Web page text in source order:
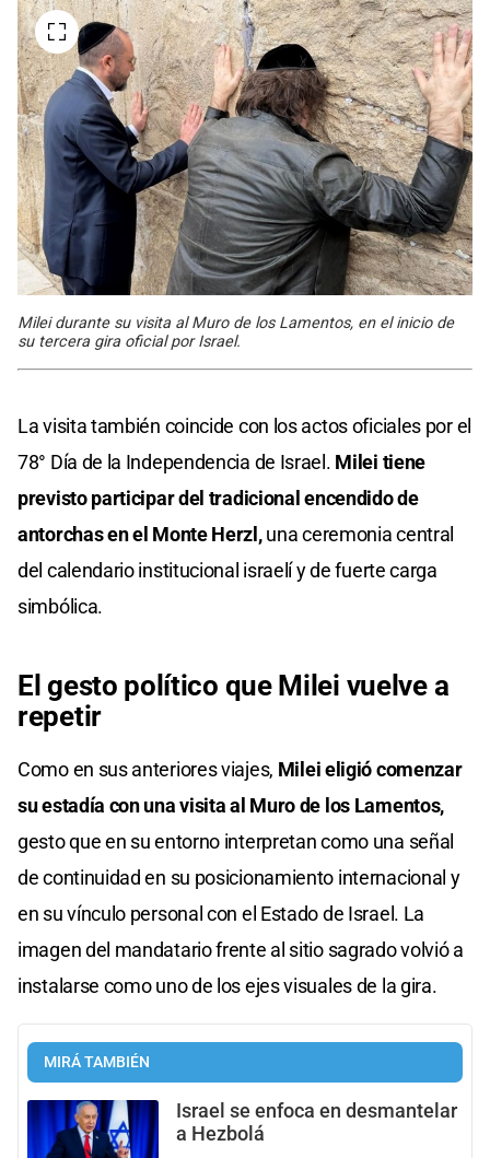
Milei durante su visita al Muro de los Lamentos, en el inicio de
su tercera gira oficial por Israel.
La visita también coincide con los actos oficiales por el
78° Día de la Independencia de Israel. Milei tiene
previsto participar del tradicional encendido de
antorchas en el Monte Herzl,una ceremonia central
del calendario institucional israelí y de fuerte carga
simbólica.
El gesto político que Milei vuelve a
repetir
Como en sus anteriores viajes, Milei eligió comenzar
su estadía con una visita al Muro de los Lamentos,
gesto que en su entorno interpretan como una señal
de continuidad en su posicionamiento internacional y
en su vínculo personal con el Estado de Israel. La
imagen del mandatario frente al sitio sagrado volvió a
instalarse como uno de los ejes visuales de la gira.
MIRÁ TAMBIÉN
Israel se enfoca en desmantelar
a Hezbolá